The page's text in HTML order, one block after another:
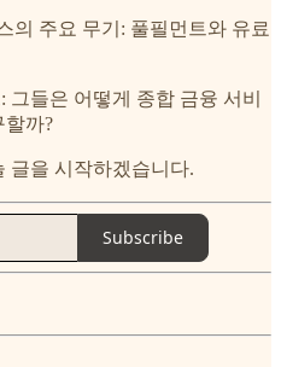
의 주요 무기: 풀필먼트와 유료
들은 어떻게 종합 금융 서비
할까?
글을 시작하겠습니다.
Subscribe